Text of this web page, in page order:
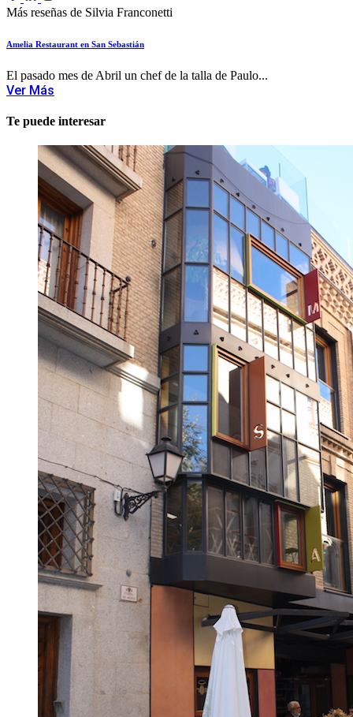
Más reseñas de Silvia Franconetti
Amelia Restaurant en San Sebastián
El pasado mes de Abril un chef de la talla de Paulo...
Ver Más
Te puede interesar